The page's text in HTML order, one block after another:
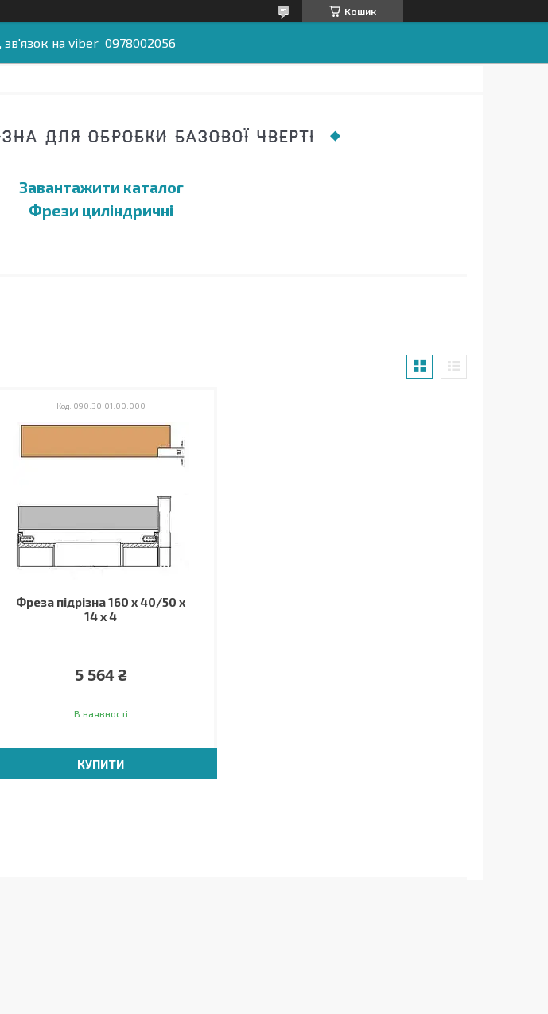
Кошик
зв'язок на viber 0978002056
ДЛЯ ОБРОБКИ БАЗОВОЇ ЧВЕРТІ
Завантажити каталог
Фрези циліндричні
090.30.01.00.000
Фреза підрізна 160 х 40/50 х
14 х 4
5 564 ₴
В наявності
КУПИТИ